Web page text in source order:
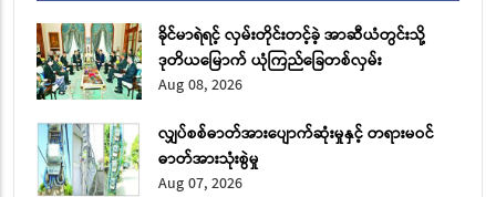
ခိုင်မာရဲရင့် လှမ်းတိုင်းတင့်ခဲ့ အာဆီယံတွင်းသို့
ဒုတိယမြောက် ယုံကြည်ခြေတစ်လှမ်း
Aug 08, 2026
လျှပ်စစ်ဓာတ်အားပျောက်ဆုံးမှုနှင့် တရားမဝင်
ဓာတ်အားသုံးစွဲမှု
Aug 07, 2026